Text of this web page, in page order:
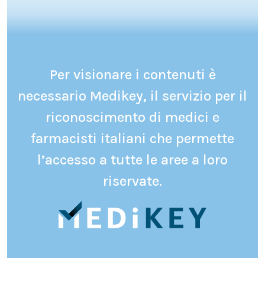
Per visionare i contenuti è
necessario Medikey, il servizio per il
riconoscimento di medici e
farmacisti italiani che permette
l’accesso a tutte le aree a loro
riservate.